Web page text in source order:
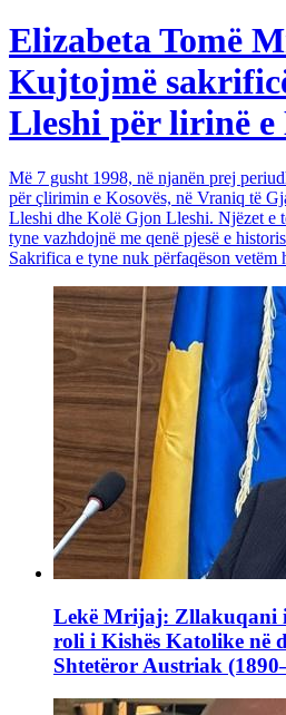
Elizabeta Tomë
Kujtojmë
Lleshi për lirinë e
Më 7 gusht 1998, në njanën prej
për çlirimin e Kosovës, në Vraniq të
Lleshi dhe Kolë Gjon Lleshi. Njëzet e
tyne vazhdojnë me qenë pjesë e
Sakrifica e tyne nuk përfaqëson vetëm
Lekë Mrijaj: Zllakuqani
roli i Kishës Katolike në
Shtetëror Austriak